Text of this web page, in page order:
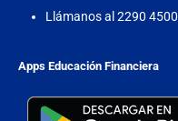
Llámanos al 2290 4500
Apps Educación Financiera